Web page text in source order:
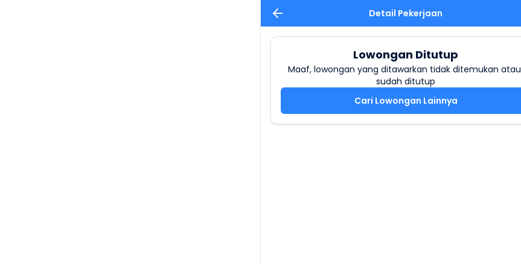
Detail Pekerjaan
Lowongan Ditutup
Maaf, lowongan yang ditawarkan tidak ditemukan atau
sudah ditutup
Cari Lowongan Lainnya